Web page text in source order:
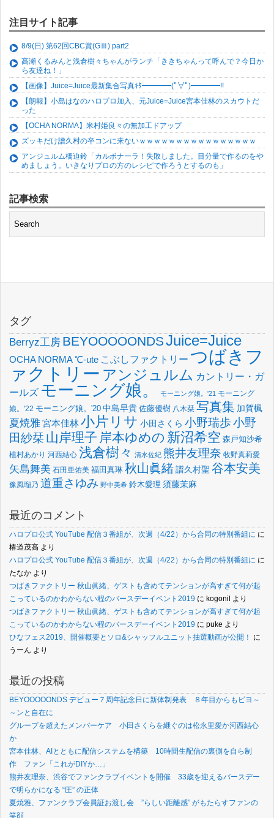
注目サイト記事
8/9(日) 第62回CBC賞(GⅢ) part2
高瀬くるみんと浅倉樹々ちゃんがランチ「ききちゃんって呼んで？今日か
ら友達ね！」
【画像】Juice=Juice最新集合写真ｷﾀ━━━━(ﾟ∀ﾟ)━━━━!!
【朗報】小島はなのハロプロ加入、元Juice=Juice宮本佳林のスカウトだ
った
【OCHA NORMA】米村姫良々の無加工ドアップ
ズッキだけ譜久村の卒コンに来ないｗｗｗｗｗｗｗｗｗｗｗｗｗｗｗｗ
アンジュルム橋迫鈴「カルボナーラ！失敗しました。目分量で作るのをや
めましょう。いきなりプロの方のレシピで作ろうとするのも」
記事検索
タグ
Berryz工房 BEYOOOOONDSJuice=Juice
OCHA NORMA℃-ute こぶしファクトリー つばきフ
ァクトリー アンジュルム カントリー・ガ
ールズ モーニング娘。 モーニング娘。'21 モーニング
娘。'22 モーニング娘。'20 中島早貴 佐藤優樹 八木栞 写真集 加賀楓
夏焼雅宮本佳林小片リサ 小田さくら 小野瑞歩小野
田紗栞 山岸理子 岸本ゆめの 新沼希空 森戸知沙希
植村あかり 河西結心 浅倉樹々 清水佐紀 熊井友理奈 牧野真莉愛
矢島舞美 石田亜佑美 福田真琳 秋山眞緒譜久村聖 谷本安美
豫風瑠乃 道重さゆみ 野中美希 鈴木愛理 須藤茉麻
最近のコメント
ハロプロ公式 YouTube 配信３番組が、次週（4/22）から合同の特別番組に に
椿道茂高 より
ハロプロ公式 YouTube 配信３番組が、次週（4/22）から合同の特別番組に に
たなか より
つばきファクトリー 秋山眞緒、ゲストも含めてテンションが高すぎて何が起
こっているのかわからない程のバースデーイベント2019 に kogonil より
つばきファクトリー 秋山眞緒、ゲストも含めてテンションが高すぎて何が起
こっているのかわからない程のバースデーイベント2019 に puke より
ひなフェス2019、開催概要とソロ&シャッフルユニット抽選動画が公開！
に
うーん より
最近の投稿
BEYOOOOONDS デビュー７周年記念日に新体制発表 ８年目からもビヨ～
～ンと自在に
グループを超えたメンバーケア 小田さくらを継ぐのは松永里愛か河西結心
か
宮本佳林、AIとともに配信システムを構築 10時間生配信の裏側を自ら制
作 ファン「これがDIYか…」
熊井友理奈、渋谷でファンクラブイベントを開催 33歳を迎えるバースデー
で明らかになる “圧” の正体
夏焼雅、ファンクラブ会員証お渡し会 ”らしい距離感” がもたらすファンの
笑顔